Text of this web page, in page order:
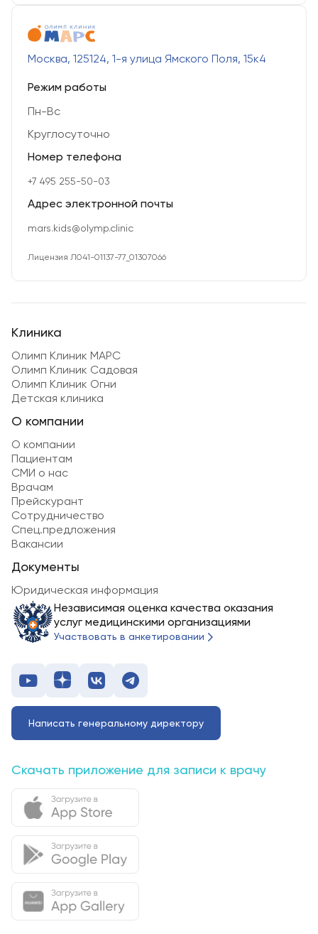
Москва, 125124, 1-я улица Ямского Поля, 15к4
Режим работы
Пн-Вс
Круглосуточно
Номер телефона
+7 495 255-50-03
Адрес электронной почты
mars.kids@olymp.clinic
Лицензия Л041-01137-77_01307066
Скачать приложение для записи к врачу
Написать генеральному директору
Клиника
Олимп Клиник МАРС
Олимп Клиник Садовая
Олимп Клиник Огни
Детская клиника
О компании
О компании
Пациентам
СМИ о нас
Врачам
Прейскурант
Сотрудничество
Спец.предложения
Вакансии
Документы
Юридическая информация
Независимая оценка качества оказания
услуг медицинскими организациями
Участвовать в анкетировании